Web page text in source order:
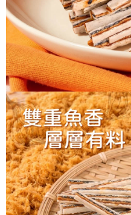
後付繳納相關費用。
※ 交易是否成功請以「AFTEE先享
是否繳費成功／繳費後需取消欲退
客戶支援中心」
https://
【注意事項】
１．透過由恩沛科技股份有限公司
易，需依本服務之必要範圍內提供
權轉讓予恩沛科技股份有限公司。
２．關於個人資料處理事宜，請瀏
https://aftee.tw/terms/#terms3
３．未成年的使用者請事先徵得法
「AFTEE先享後付」，若未經同意
任。
４．使用「AFTEE先享後付」時，
時審查核予不同之上限額度；若仍
請求用戶進行身份認證。
５．嚴禁一人註冊多個帳號或使用
恩沛科技股份有限公司將有權停止
付款後7-11取貨
每筆NT$60，滿NT$699(含以
宅配
每筆NT$150，滿NT$1,200(含